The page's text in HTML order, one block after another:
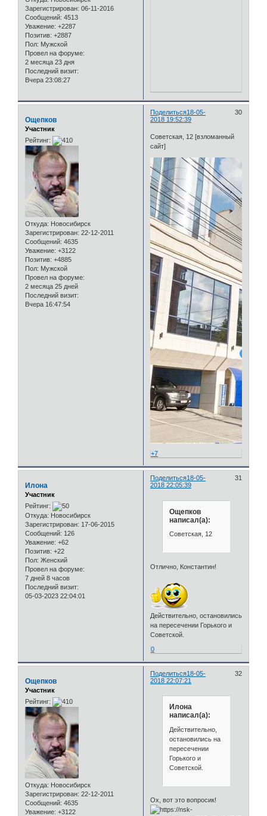
Зарегистрирован: 06-11-2016
Сообщений: 4513
Уважение: +2287
Позитив: +2887
Пол: Мужской
Провел на форуме:
2 месяца 23 дня
Последний визит:
Вчера 23:08:27
Поделиться 30
18-05-
2018 19:52:39
Ощепков
Участник
Рейтинг:
Откуда: Новосибирск
Зарегистрирован: 22-12-2011
Сообщений: 4635
Уважение: +3122
Позитив: +4885
Пол: Мужской
Провел на форуме:
2 месяца 25 дней
Последний визит:
Вчера 16:47:54
Советская, 12 [взломанный
сайт]
+7
Поделиться 31
18-05-
2018 22:05:39
Илона
Участник
Рейтинг:
Откуда: Новосибирск
Зарегистрирован: 17-06-2015
Сообщений: 126
Уважение: +62
Позитив: +22
Пол: Женский
Провел на форуме:
7 дней 8 часов
Последний визит:
05-03-2023 22:04:01
Ощепков
написал(а):
Советская, 12
Отлично, Константин!
Действительно, остановились
на пересечении Горького и
Советской.
0
Поделиться 32
18-05-
2018 22:07:21
Ощепков
Участник
Рейтинг:
Откуда: Новосибирск
Зарегистрирован: 22-12-2011
Сообщений: 4635
Уважение: +3122
Илона
написал(а):
Действительно,
остановились на
пересечении
Горького и
Советской.
Ох, вот это вопросик!